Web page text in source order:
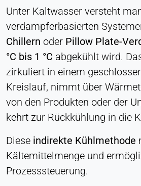
Unter Kaltwasser versteht
verdampferbasierten
Chillern oder Pillow Plate-
°C bis 1 °C abgekühlt wird.
zirkuliert in einem
Kreislauf, nimmt über
von den Produkten oder der
kehrt zur Rückkühlung in die
Diese indirekte Kühlmethode
Kältemittelmenge und
Prozesssteuerung.
Zustimmung
Anbieter:
Heat Transfer Technology
Zweck:
Speichert Ihre
Cookie Laufzeit:
1 Jahr
STATISTIK
Wird verwendet, um zu
genutzt wird, und um die
Benutzerfreundlichkeit zu